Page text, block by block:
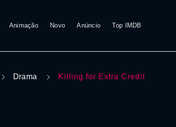
Animação Novo Anúncio Top IMDB
Drama Killing for Extra Credit